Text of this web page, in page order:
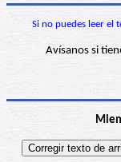
Si no puedes leer el
Avísanos si